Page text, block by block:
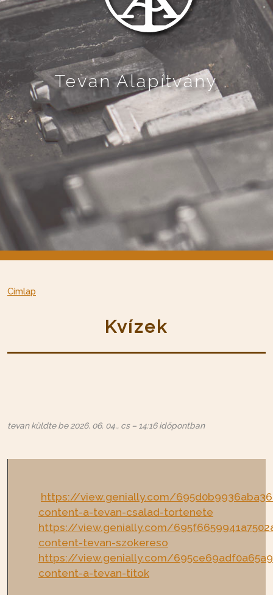
Tevan Alapítvány
Címlap
Kvízek
tevanküldte be2026. 06. 04., cs – 14:16időpontban
https://view.genially.com/
content-a-tevan-csalad-tortenete
https://view.genially.com/
content-tevan-szokereso
https://view.genially.com/
content-a-tevan-titok